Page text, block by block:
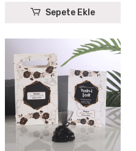
Sepete Ekle